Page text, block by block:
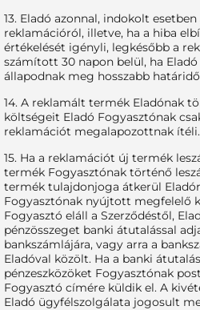
13. Eladó azonnal, indokolt
reklamációról, illetve, ha a hiba
értékelését igényli, legkésőbb a
számított 30 napon belül, ha
állapodnak meg hosszabb
14. A reklamált termék Eladónak
költségeit Eladó Fogyasztónak
reklamációt megalapozottnak ítéli.
15. Ha a reklamációt új termék
termék Fogyasztónak történő
termék tulajdonjoga átkerül
Fogyasztónak nyújtott megfelelő
Fogyasztó eláll a Szerződéstől,
pénzösszeget banki átutalással
bankszámlájára, vagy arra a
Eladóval közölt. Ha a banki
pénzeszközöket Fogyasztónak
Fogyasztó címére küldik el. A
Eladó ügyfélszolgálata jogosult